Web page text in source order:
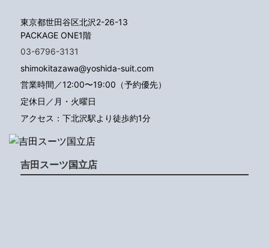
東京都世田谷区北沢2-26-13
PACKAGE ONE1階
03-6796-3131
shimokitazawa@yoshida-suit.com
営業時間／12:00〜19:00（予約優先）
定休日／月・火曜日
アクセス：下北沢駅より徒歩約1分
吉田スーツ国立店